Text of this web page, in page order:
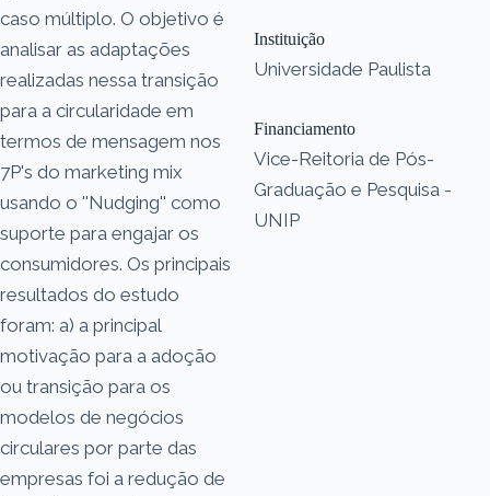
caso múltiplo. O objetivo é
analisar as adaptações
realizadas nessa transição
para a circularidade em
termos de mensagem nos
7P's do marketing mix
usando o ''Nudging'' como
suporte para engajar os
consumidores. Os principais
resultados do estudo
foram: a) a principal
motivação para a adoção
ou transição para os
modelos de negócios
circulares por parte das
empresas foi a redução de
Instituição
Universidade Paulista
Financiamento
Vice-Reitoria de Pós-
Graduação e Pesquisa -
UNIP